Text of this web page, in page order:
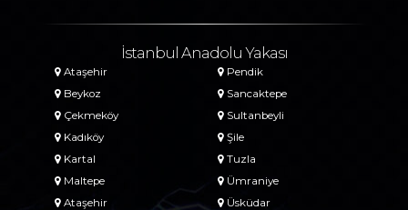
İstanbul Anadolu Yakası
Ataşehir
Beykoz
Çekmeköy
Kadıköy
Kartal
Maltepe
Ataşehir
Pendik
Sancaktepe
Sultanbeyli
Şile
Tuzla
Ümraniye
Üsküdar